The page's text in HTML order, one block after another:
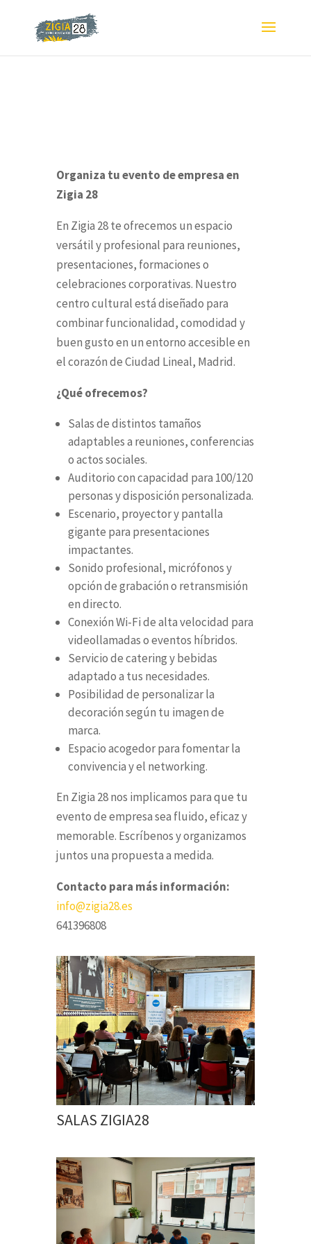
Organiza tu evento de empresa en
Zigia 28
En Zigia 28 te ofrecemos un espacio
versátil y profesional para reuniones,
presentaciones, formaciones o
celebraciones corporativas. Nuestro
centro cultural está diseñado para
combinar funcionalidad, comodidad y
buen gusto en un entorno accesible en
el corazón de Ciudad Lineal, Madrid.
¿Qué ofrecemos?
Salas de distintos tamaños
adaptables a reuniones, conferencias
o actos sociales.
Auditorio con capacidad para 100/120
personas y disposición personalizada.
Escenario, proyector y pantalla
gigante para presentaciones
impactantes.
Sonido profesional, micrófonos y
opción de grabación o retransmisión
en directo.
Conexión Wi-Fi de alta velocidad para
videollamadas o eventos híbridos.
Servicio de catering y bebidas
adaptado a tus necesidades.
Posibilidad de personalizar la
decoración según tu imagen de
marca.
Espacio acogedor para fomentar la
convivencia y el networking.
En Zigia 28 nos implicamos para que tu
evento de empresa sea fluido, eficaz y
memorable. Escríbenos y organizamos
juntos una propuesta a medida.
Contacto para más información:
info@zigia28.es
641396808
SALAS ZIGIA28